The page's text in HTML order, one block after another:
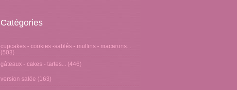
Catégories
cupcakes - cookies -sablés - muffins - macarons...
(503)
gâteaux - cakes - tartes... (446)
version salée (163)